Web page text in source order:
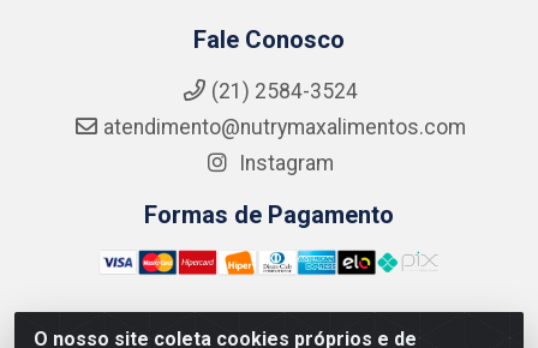
O nosso site coleta cookies próprios e de
Fale Conosco
(21) 2584-3524
atendimento@nutrymaxalimentos.com
Instagram
Formas de Pagamento